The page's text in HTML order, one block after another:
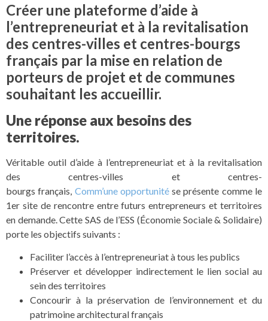
Créer une plateforme d’aide à
l’entrepreneuriat et à la revitalisation
des centres-villes et centres-bourgs
français par la mise en relation de
porteurs de projet et de communes
souhaitant les accueillir.
Une réponse aux besoins des
territoires.
Véritable outil d’aide à l’entrepreneuriat et à la revitalisation
des centres-villes et centres-
bourgs français, Comm’une opportunitése présente comme le
1er site de rencontre entre futurs entrepreneurs et territoires
en demande. Cette SAS de l’ESS (Économie Sociale & Solidaire)
porte les objectifs suivants :
Faciliter l’accès à l’entrepreneuriat à tous les publics
Préserver et développer indirectement le lien social au
sein des territoires
Concourir à la préservation de l’environnement et du
patrimoine architectural français